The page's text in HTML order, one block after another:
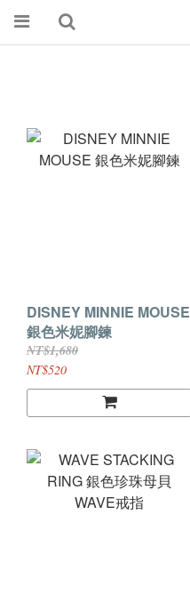
DISNEY MINNIE MOUSE
銀色米妮腳鍊
NT$1,680
NT$520